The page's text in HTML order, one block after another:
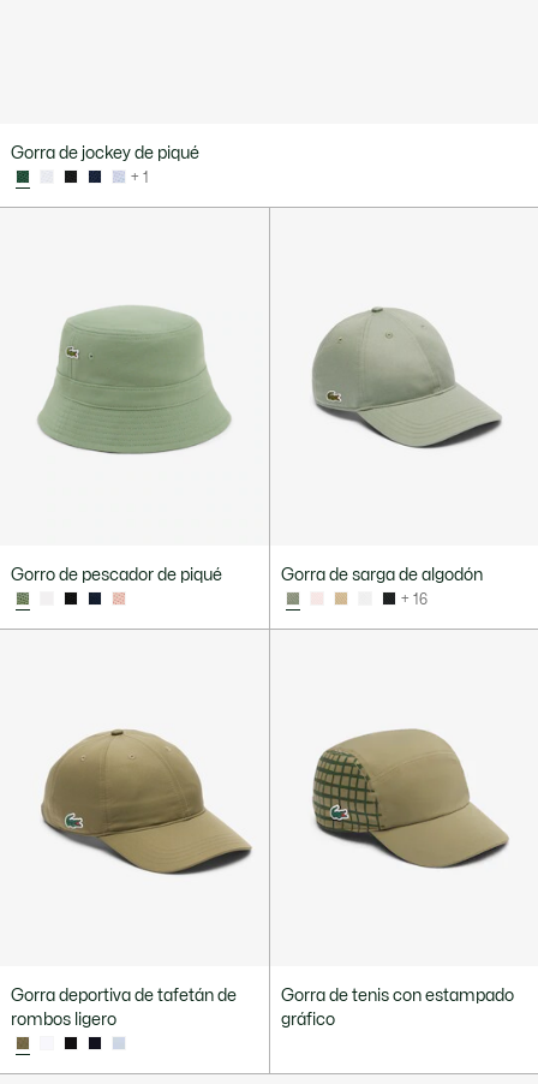
Gorra de jockey de piqué
+ 1
Gorro de pescador de piqué Gorra de sarga de algodón
+ 16
Gorra deportiva de tafetán de
rombos ligero
Gorra de tenis con estampado
gráfico